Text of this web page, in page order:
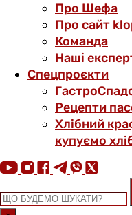
Про Шефа
Про сайт
Команда
Наші
Спецпроєкти
Рецепти
Хлібний
купуємо